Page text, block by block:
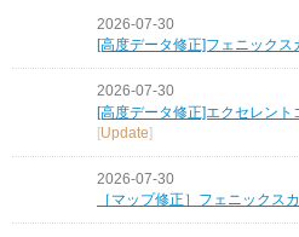
2026-07-30
[高度データ修正]フェニックス
2026-07-30
[高度データ修正]エクセレン
[Update]
2026-07-30
［マップ修正］フェニックス